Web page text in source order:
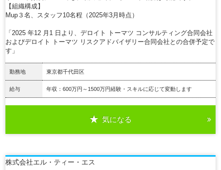
【組織構成】
Mup３名、スタッフ10名程（2025年3月時点）
「2025 年12 月1 日より、デロイト トーマツ コンサルティング合同会社
およびデロイト トーマツ リスクアドバイザリー合同会社との合併予定で
す」
勤務地 東京都千代田区
給与 年収：600万円～1500万円経験・スキルに応じて変動します
気になる
株式会社エル・ティー・エス